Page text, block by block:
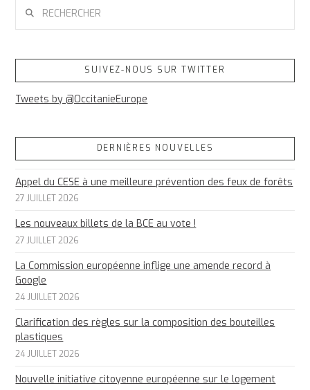
SUIVEZ-NOUS SUR TWITTER
Tweets by @OccitanieEurope
DERNIÈRES NOUVELLES
Appel du CESE à une meilleure prévention des feux de forêts
27 JUILLET 2026
Les nouveaux billets de la BCE au vote !
27 JUILLET 2026
La Commission européenne inflige une amende record à
Google
24 JUILLET 2026
Clarification des règles sur la composition des bouteilles
plastiques
24 JUILLET 2026
Nouvelle initiative citoyenne européenne sur le logement